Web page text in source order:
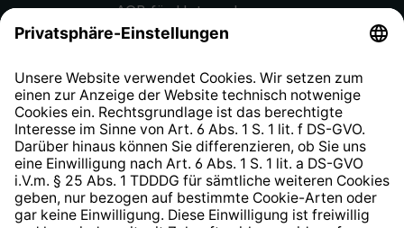
AGB für Unternehmen
Datenschutzhinweis
Widerrufsrecht
Hinweisgeberschutzsystem
Barrierefreiheit